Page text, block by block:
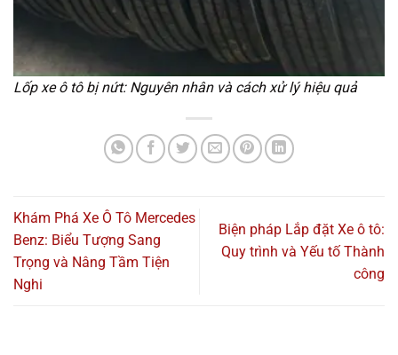
Lốp xe ô tô bị nứt: Nguyên nhân và cách xử lý hiệu quả
Khám Phá Xe Ô Tô Mercedes
Benz: Biểu Tượng Sang
Trọng và Nâng Tầm Tiện
Nghi
Biện pháp Lắp đặt Xe ô tô:
Quy trình và Yếu tố Thành
công